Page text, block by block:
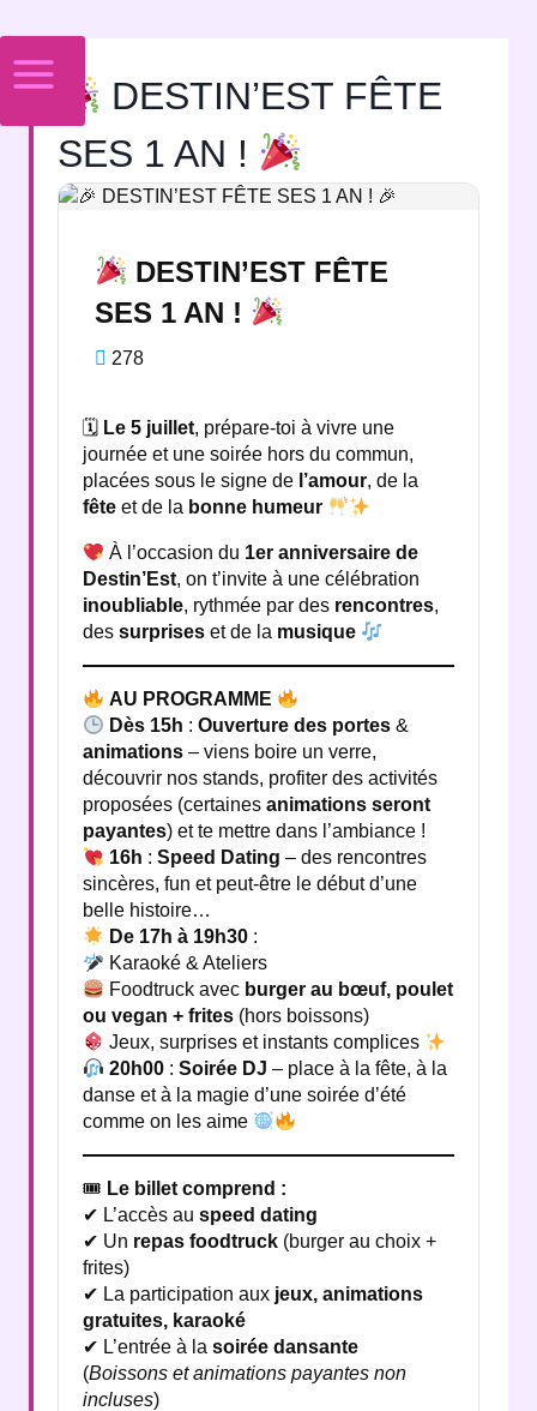
DESTIN’EST FÊTE
SES 1 AN !
DESTIN’EST FÊTE
SES 1 AN !
278
🗓 Le 5 juillet, prépare-toi à vivre une
journée et une soirée hors du commun,
placées sous le signe de l’amour, de la
fête et de la bonne humeur
À l’occasion du 1er anniversaire de
Destin’Est, on t’invite à une célébration
inoubliable, rythmée par des rencontres,
des surprises et de la musique
AU PROGRAMME
Dès 15h :Ouverture des portes &
animations – viens boire un verre,
découvrir nos stands, profiter des activités
proposées (certaines animations seront
payantes) et te mettre dans l’ambiance !
16h :Speed Dating – des rencontres
sincères, fun et peut-être le début d’une
belle histoire…
De 17h à 19h30 :
Karaoké & Ateliers
Foodtruck avec burger au bœuf, poulet
ou vegan + frites (hors boissons)
Jeux, surprises et instants complices
20h00 :Soirée DJ – place à la fête, à la
danse et à la magie d’une soirée d’été
comme on les aime
🎟 Le billet comprend :
✔ L’accès au speed dating
✔ Un repas foodtruck (burger au choix +
frites)
✔ La participation aux jeux, animations
gratuites, karaoké
✔ L’entrée à la soirée dansante
(Boissons et animations payantes non
incluses)